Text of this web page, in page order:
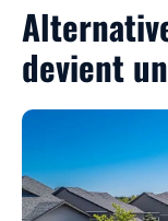
devient